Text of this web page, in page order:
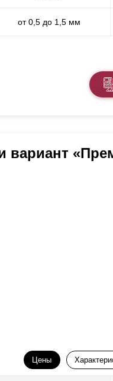
от 0,5 до 1,5 мм
вариант
Цены